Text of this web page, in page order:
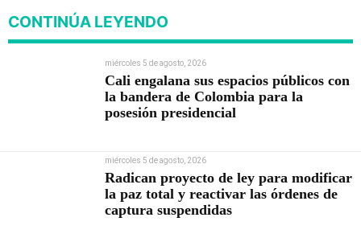
CONTINÚA LEYENDO
miércoles 5 de agosto, 2026
Cali engalana sus espacios públicos con
la bandera de Colombia para la
posesión presidencial
miércoles 5 de agosto, 2026
Radican proyecto de ley para modificar
la paz total y reactivar las órdenes de
captura suspendidas